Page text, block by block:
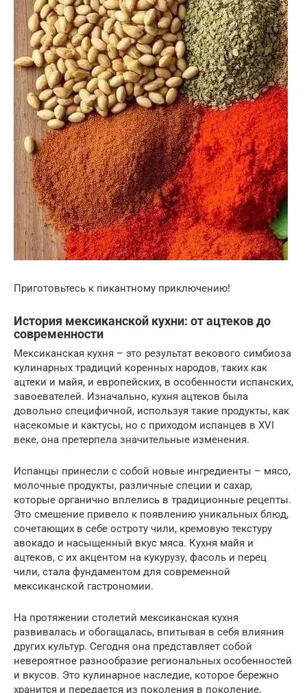
Приготовьтесь к пикантному приключению!
История мексиканской кухни: от ацтеков до
современности
Мексиканская кухня – это результат векового симбиоза
кулинарных традиций коренных народов, таких как
ацтеки и майя, и европейских, в особенности испанских,
завоевателей. Изначально, кухня ацтеков была
довольно специфичной, используя такие продукты, как
насекомые и кактусы, но с приходом испанцев в XVI
веке, она претерпела значительные изменения.
Испанцы принесли с собой новые ингредиенты – мясо,
молочные продукты, различные специи и сахар,
которые органично вплелись в традиционные рецепты.
Это смешение привело к появлению уникальных блюд,
сочетающих в себе остроту чили, кремовую текстуру
авокадо и насыщенный вкус мяса. Кухня майя и
ацтеков, с их акцентом на кукурузу, фасоль и перец
чили, стала фундаментом для современной
мексиканской гастрономии.
На протяжении столетий мексиканская кухня
развивалась и обогащалась, впитывая в себя влияния
других культур. Сегодня она представляет собой
невероятное разнообразие региональных особенностей
и вкусов. Это кулинарное наследие, которое бережно
хранится и передается из поколения в поколение,